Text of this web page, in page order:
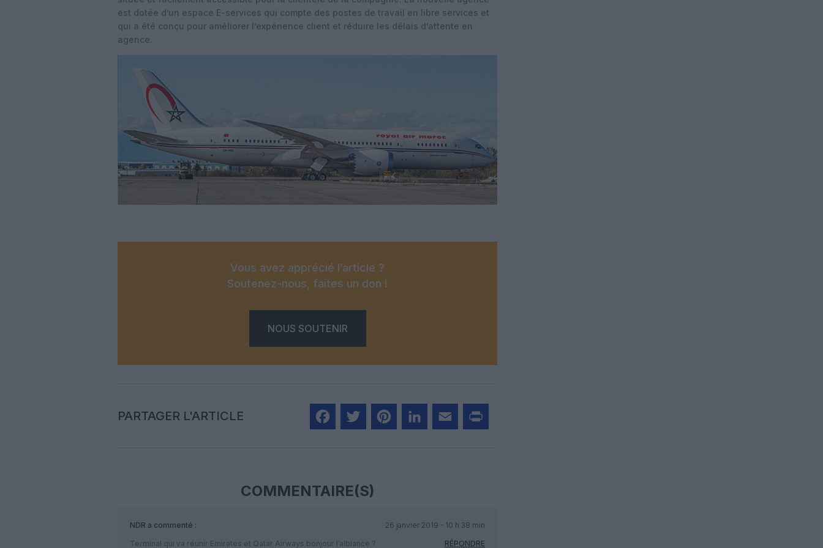
est dotée d’un espace E-services qui compte des postes de travail en libre services et
qui a été conçu pour améliorer l’expérience client et réduire les délais d’attente en
agence.
Vous avez apprécié l’article ?
Soutenez-nous, faites un don !
NOUS SOUTENIR
PARTAGER L'ARTICLE
COMMENTAIRE(S)
NDR a commenté :
26 janvier 2019 - 10 h 38 min
Terminal qui va réunir Emirates et Qatar Airways bonjour l’albiance ?
RÉPONDRE